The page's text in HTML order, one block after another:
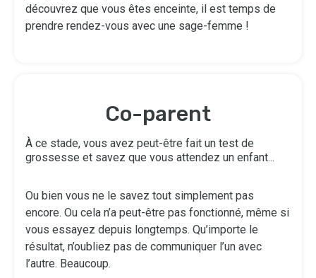
découvrez que vous êtes enceinte, il est temps de
prendre rendez-vous avec une sage-femme !
Co-parent
À ce stade, vous avez peut-être fait un test de
grossesse et savez que vous attendez un enfant...
Ou bien vous ne le savez tout simplement pas
encore. Ou cela n’a peut-être pas fonctionné, même si
vous essayez depuis longtemps. Qu’importe le
résultat, n’oubliez pas de communiquer l’un avec
l’autre. Beaucoup.